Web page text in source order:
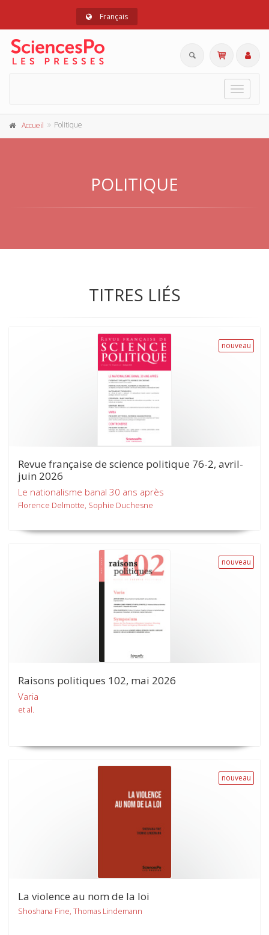
Français
Toggle
Accueil Politique
POLITIQUE
TITRES LIÉS
nouveau
Revue française de science politique 76-2, avril-
juin 2026
Le nationalisme banal 30 ans après
Florence Delmotte, Sophie Duchesne
nouveau
Raisons politiques 102, mai 2026
Varia
et al.
nouveau
La violence au nom de la loi
Shoshana Fine, Thomas Lindemann